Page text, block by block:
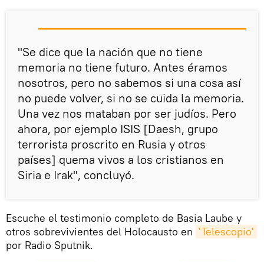
"Se dice que la nación que no tiene
memoria no tiene futuro. Antes éramos
nosotros, pero no sabemos si una cosa así
no puede volver, si no se cuida la memoria.
Una vez nos mataban por ser judíos. Pero
ahora, por ejemplo ISIS [Daesh, grupo
terrorista proscrito en Rusia y otros
países] quema vivos a los cristianos en
Siria e Irak", concluyó.
Escuche el testimonio completo de Basia Laube y
otros sobrevivientes del Holocausto en 'Telescopio'
por Radio Sputnik.